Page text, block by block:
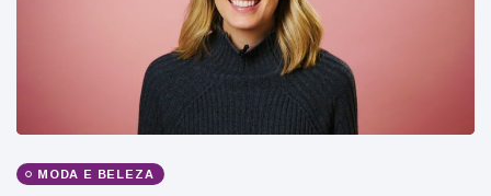
MODA E BELEZA